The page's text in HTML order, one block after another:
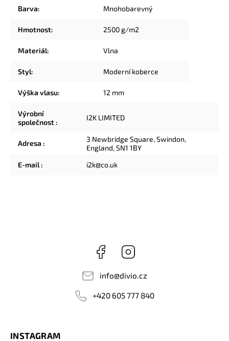
Barva: Mnohobarevný
Hmotnost: 2500 g/m2
Materiál: Vlna
Styl: Moderní koberce
Výška vlasu: 12 mm
Výrobní
společnost:
I2K LIMITED
Adresa :
3 Newbridge Square, Swindon,
England, SN1 1BY
E-mail: i2k@co.uk
Facebook
info@divio.cz
+420 605 777 840
INSTAGRAM